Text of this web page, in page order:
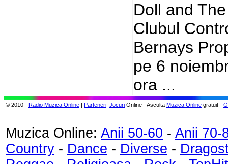
Doll and
Clubul
Bernays
pe 6
ora ...
© 2010 - Radio Muzica Online | Parteneri Jocuri Online - Asculta Muzica Online gratuit -
Muzica Online: Anii 50-60 - Anii 70-
Country - Dance - Diverse -